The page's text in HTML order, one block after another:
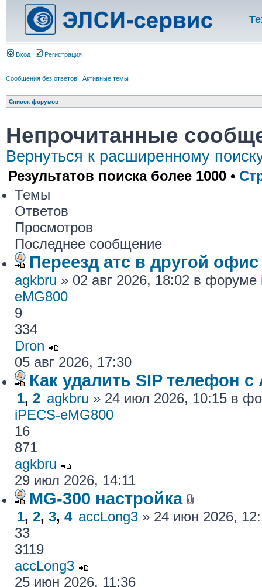
Вход Регистрация
Сообщения без ответов | Активные темы
Список форумов
Непрочитанные
Вернуться к расширенному
Результатов поиска более 1000 •
Темы
Ответов
Просмотров
Последнее сообщение
Переезд атс в другой
agkbru » 02 авг 2026, 18:02 в форуме
eMG800
9
334
Dron
05 авг 2026, 17:30
Как удалить SIP телефон
1, 2 agkbru » 24 июл 2026, 10:15 в
iPECS-eMG800
16
871
agkbru
29 июл 2026, 14:11
MG-300 настройка
1, 2, 3, 4 accLong3 » 24 июн 2026,
33
3119
accLong3
25 июн 2026, 11:36